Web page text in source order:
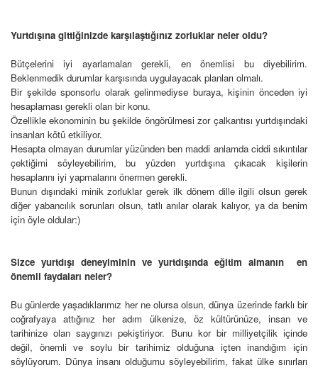
Yurtdışına gittiğinizde karşılaştığınız zorluklar neler oldu?
Bütçelerini iyi ayarlamaları gerekli, en önemlisi bu diyebilirim.
Beklenmedik durumlar karşısında uygulayacak planları olmalı.
Bir şekilde sponsorlu olarak gelinmediyse buraya, kişinin önceden iyi
hesaplaması gerekli olan bir konu.
Özellikle ekonominin bu şekilde öngörülmesi zor çalkantısı yurtdışındaki
insanları kötü etkiliyor.
Hesapta olmayan durumlar yüzünden ben maddi anlamda ciddi sıkıntılar
çektiğimi söyleyebilirim, bu yüzden yurtdışına
çıkacak kişilerin
hesaplarını iyi yapmalarını önermen gerekli.
Bunun dışındaki minik zorluklar gerek ilk dönem dille ilgili olsun gerek
diğer yabancılık sorunları olsun, tatlı anılar olarak kalıyor, ya da benim
için öyle oldular:)
Sizce yurtdışı deneyiminin ve yurtdışında eğitim almanın en
önemli faydaları neler?
Bu günlerde yaşadıklarımız her ne olursa olsun, dünya üzerinde farklı bir
coğrafyaya attığınız her adım ülkenize, öz kültürünüze, insan ve
tarihinize olan saygınızı pekiştiriyor. Bunu kor bir milliyetçilik içinde
değil, önemli ve soylu bir tarihimiz olduğuna içten inandığım için
söylüyorum. Dünya insanı olduğumu söyleyebilirim, fakat ülke sınırları